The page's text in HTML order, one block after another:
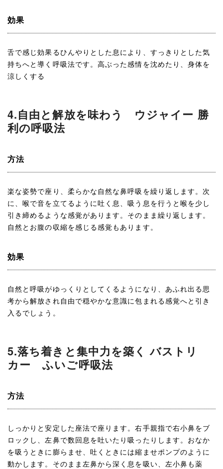
効果
舌で感じ効果るひんやりとした息により、すっきりとした気
持ちへと導く呼吸法です。高ぶった感情を沈めたり、身体を
涼しくする
4.自由と解放を味わう ウジャイー 勝
利の呼吸法
方法
楽な姿勢で座り、柔らかな自然な鼻呼吸を繰り返します。次
に、喉で音を立てるように吐く息、吸う息を行うと喉を少し
引き締めるような感覚があります。そのまま繰り返します。
自然とお腹の収縮を感じる感覚もあります。
効果
自然と呼吸がゆっくりとしてくるようになり、あふれ出る思
考から解放され自由で穏やかな意識に包まれる感覚へと引き
入るでしょう。
5.落ち着きと集中力を築く バストリ
カー ふいご呼吸法
方法
しっかりと安定した座法で座ります。右手親指で右小鼻をブ
ロックし、左鼻で数回息を吐いたり吸ったりします。おなか
を吸うときに膨らませ、吐くときには縮ませポンプのように
動かします。そのまま左鼻から深く息を吸い、左小鼻も薬